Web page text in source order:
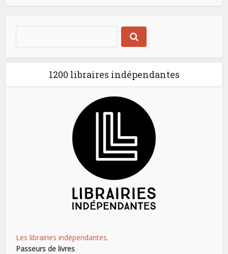
1200 libraires indépendantes
Les librairies indépendantes.
Passeurs de livres